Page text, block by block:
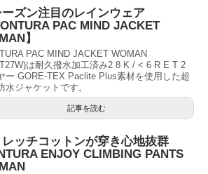
ズン注目のレインウェア
PAC MIND JACKET
】
PAC MIND JACKET WOMAN
は耐久撥水加工済み2 8 K / < 6 R E T 2
ー GORE-TEX Paclite Plus素材を使用した超
水ジャケットです。
記事を読む
レッチコットンが穿き心地抜群
ENJOY CLIMBING PANTS